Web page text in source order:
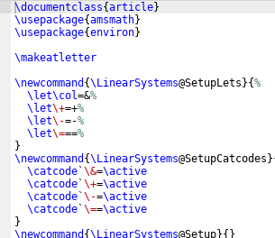
\documentclass{article}
\usepackage{amsmath}
\usepackage{environ}
\makeatletter
\newcommand {\LinearSystems@SetupLets }{%
\let\col=&%
\let\+=+%
\let\-=-%
\let\===%
}
\newcommand {\LinearSystems@SetupCatcodes }
\catcode `\&=\active
\catcode `\+=\active
\catcode `\-=\active
\catcode `\==\active
}
\newcommand {\LinearSystems@Setup}{ }